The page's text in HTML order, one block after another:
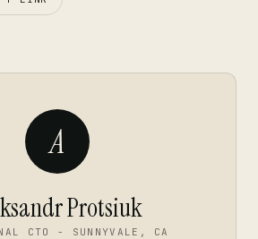
A
Protsiuk
CTO - SUNNYVALE, CA